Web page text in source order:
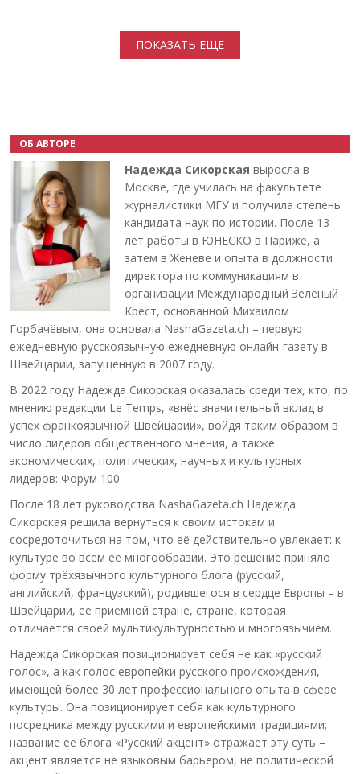
ПОКАЗАТЬ ЕЩЕ
ОБ АВТОРЕ
Надежда Сикорская выросла в
Москве, где училась на факультете
журналистики МГУ и получила степень
кандидата наук по истории. После 13
лет работы в ЮНЕСКО в Париже, а
затем в Женеве и опыта в должности
директора по коммуникациям в
организации Международный Зелёный
Крест, основанной Михаилом
Горбачёвым, она основала NashaGazeta.ch – первую
ежедневную русскоязычную ежедневную онлайн-газету в
Швейцарии, запущенную в 2007 году.
В 2022 году Надежда Сикорская оказалась среди тех, кто, по
мнению редакции Le Temps, «внёс значительный вклад в
успех франкоязычной Швейцарии», войдя таким образом в
число лидеров общественного мнения, а также
экономических, политических, научных и культурных
лидеров: Форум 100.
После 18 лет руководства NashaGazeta.ch Надежда
Сикорская решила вернуться к своим истокам и
сосредоточиться на том, что её действительно увлекает: к
культуре во всём её многообразии. Это решение приняло
форму трёхязычного культурного блога (русский,
английский, французский), родившегося в сердце Европы – в
Швейцарии, её приёмной стране, стране, которая
отличается своей мультикультурностью и многоязычием.
Надежда Сикорская позиционирует себя не как «русский
голос», а как голос европейки русского происхождения,
имеющей более 30 лет профессионального опыта в сфере
культуры. Она позиционирует себя как культурного
посредника между русскими и европейскими традициями;
название её блога «Русский акцент» отражает эту суть –
акцент является не языковым барьером, не политической